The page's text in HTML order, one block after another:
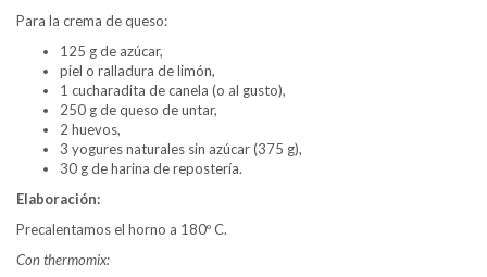
Para la crema de queso:
125 g de azúcar,
piel o ralladura de limón,
1 cucharadita de canela (o al gusto),
250 g de queso de untar,
2 huevos,
3 yogures naturales sin azúcar (375 g),
30 g de harina de repostería.
Elaboración:
Precalentamos el horno a 180º C.
Con thermomix: